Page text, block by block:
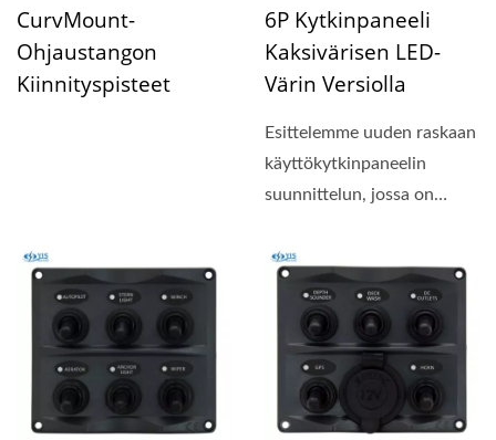
CurvMount-
Ohjaustangon
Kiinnityspisteet
6P Kytkinpaneeli
Kaksivärisen LED-
Värin Versiolla
Esittelemme uuden raskaan
käyttökytkinpaneelin
suunnittelun, jossa on